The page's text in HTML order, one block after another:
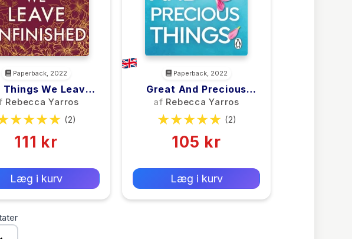
Paperback, 2022
Things We Leave
Unfinished
Rebecca Yarros
(2)
111 kr
Læg i kurv
Paperback, 2022
Great And Precious
Things
af Rebecca Yarros
(2)
105 kr
Læg i kurv